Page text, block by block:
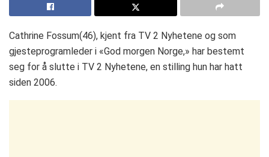
Cathrine Fossum(46), kjent fra TV 2 Nyhetene og som
gjesteprogramleder i «God morgen Norge,» har bestemt
seg for å slutte i TV 2 Nyhetene, en stilling hun har hatt
siden 2006.